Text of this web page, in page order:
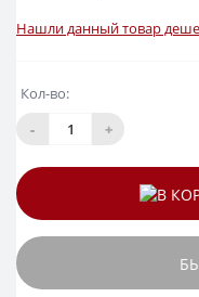
Нашли данный товар
Кол-во:
-
+